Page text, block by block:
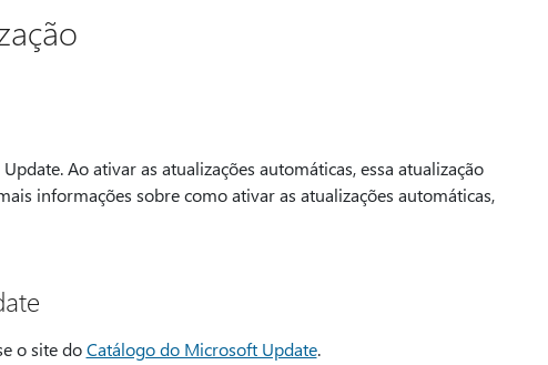
Ao ativar as atualizações automáticas, essa atualização
informações sobre como ativar as atualizações automáticas,
o site doCatálogo do Microsoft Update.